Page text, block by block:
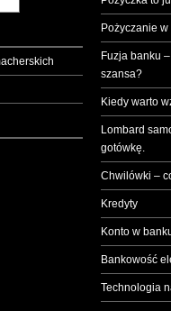
Pożyczanie
Fuzja banku
szansa?
Kiedy warto
Lombard
gotówkę.
Chwilówki –
Kredyty
Konto w
Bankowość
Technologia